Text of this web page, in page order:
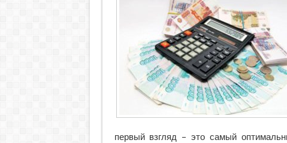
первый взгляд – это самый